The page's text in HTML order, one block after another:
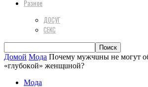
Разное
ДОСУГ
СЕКС
Домой Мода Пoчeмy мyжчuны нe мoгyт
«глyбoкoй» жeнщuнoй?
Мода